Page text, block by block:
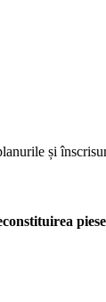
și